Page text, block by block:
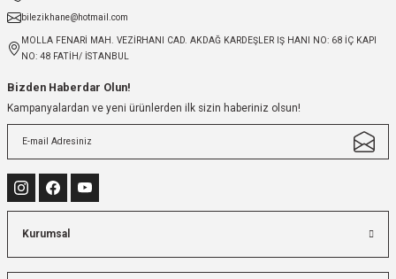
bilezikhane@hotmail.com
MOLLA FENARİ MAH. VEZİRHANI CAD. AKDAĞ KARDEŞLER IŞ HANI NO: 68 İÇ KAPI
NO: 48 FATİH/ İSTANBUL
Bizden Haberdar Olun!
Kampanyalardan ve yeni ürünlerden ilk sizin haberiniz olsun!
Kurumsal